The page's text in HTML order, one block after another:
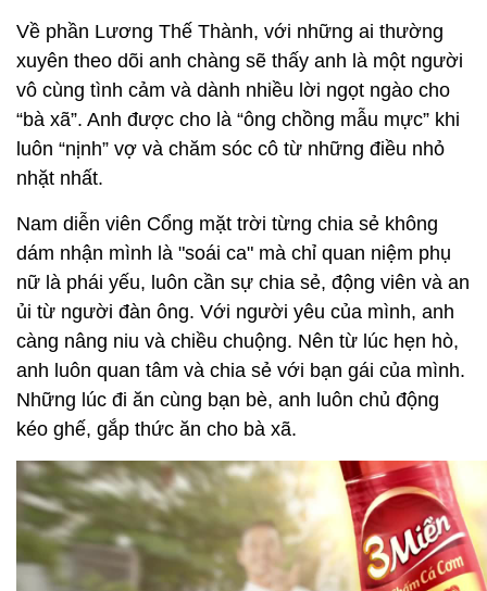
Về phần Lương Thế Thành, với những ai thường
xuyên theo dõi anh chàng sẽ thấy anh là một người
vô cùng tình cảm và dành nhiều lời ngọt ngào cho
“bà xã”. Anh được cho là “ông chồng mẫu mực” khi
luôn “nịnh” vợ và chăm sóc cô từ những điều nhỏ
nhặt nhất.
Nam diễn viên Cổng mặt trời từng chia sẻ không
dám nhận mình là "soái ca" mà chỉ quan niệm phụ
nữ là phái yếu, luôn cần sự chia sẻ, động viên và an
ủi từ người đàn ông. Với người yêu của mình, anh
càng nâng niu và chiều chuộng. Nên từ lúc hẹn hò,
anh luôn quan tâm và chia sẻ với bạn gái của mình.
Những lúc đi ăn cùng bạn bè, anh luôn chủ động
kéo ghế, gắp thức ăn cho bà xã.